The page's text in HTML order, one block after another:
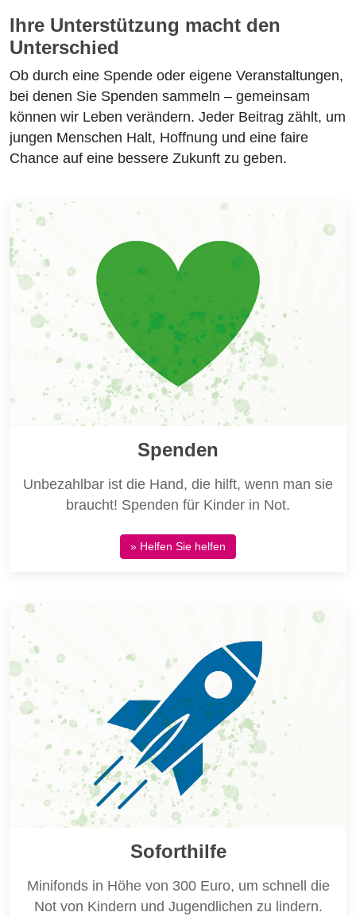
Ihre Unterstützung macht den
Unterschied
Ob durch eine Spende oder eigene Veranstaltungen,
bei denen Sie Spenden sammeln – gemeinsam
können wir Leben verändern. Jeder Beitrag zählt, um
jungen Menschen Halt, Hoffnung und eine faire
Chance auf eine bessere Zukunft zu geben.
Spenden
Unbezahlbar ist die Hand, die hilft, wenn man sie
braucht! Spenden für Kinder in Not.
» Helfen Sie helfen
Soforthilfe
Minifonds in Höhe von 300 Euro, um schnell die
Not von Kindern und Jugendlichen zu lindern.